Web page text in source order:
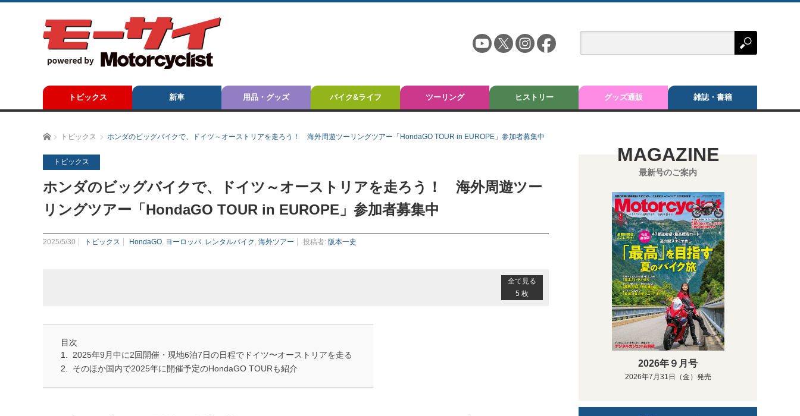
トピックス 新車 用品・グッズ バイク&ライフ ツーリング ヒストリー グッズ通販 雑誌・書籍
ホームトピックス ホンダのビッグバイクで、ドイツ～オーストリアを走ろう！ 海外周遊ツーリングツアー「HondaGO TOUR in EUROPE」参加者募集中
トピックス
ホンダのビッグバイクで、ドイツ～オーストリアを走ろう！ 海外周遊ツー
リングツアー「HondaGO TOUR in EUROPE」参加者募集中
2025/5/30 トピックス HondaGO ヨーロッパ レンタルバイク 海外ツアー 投稿者: 阪本一史
全て見る
5 枚
目次
2025年9月中に2回開催・現地6泊7日の日程でドイツ〜オーストリアを走る
そのほか国内で2025年に開催予定のHondaGO TOURも紹介
MAGAZINE
最新号のご案内
2026年９月号
2026年7月31日（金）発売